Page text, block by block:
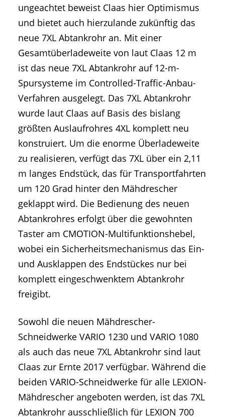
ungeachtet beweist Claas hier Optimismus
und bietet auch hierzulande zukünftig das
neue 7XL Abtankrohr an. Mit einer
Gesamtüberladeweite von laut Claas 12 m
ist das neue 7XL Abtankrohr auf 12-m-
Spursysteme im Controlled-Traffic-Anbau-
Verfahren ausgelegt. Das 7XL Abtankrohr
wurde laut Claas auf Basis des bislang
größten Auslaufrohres 4XL komplett neu
konstruiert. Um die enorme Überladeweite
zu realisieren, verfügt das 7XL über ein 2,11
m langes Endstück, das für Transportfahrten
um 120 Grad hinter den Mähdrescher
geklappt wird. Die Bedienung des neuen
Abtankrohres erfolgt über die gewohnten
Taster am CMOTION-Multifunktionshebel,
wobei ein Sicherheitsmechanismus das Ein-
und Ausklappen des Endstückes nur bei
komplett eingeschwenktem Abtankrohr
freigibt.
Sowohl die neuen Mähdrescher-
Schneidwerke VARIO 1230 und VARIO 1080
als auch das neue 7XL Abtankrohr sind laut
Claas zur Ernte 2017 verfügbar. Während die
beiden VARIO-Schneidwerke für alle LEXION-
Mähdrescher angeboten werden, ist das 7XL
Abtankrohr ausschließlich für LEXION 700